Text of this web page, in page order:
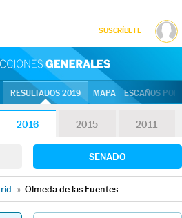
SUSCRÍBETE
RESULTADOS 2019 MAPA ESCAÑOS
2016 2015 2011
SENADO
» Olmeda de las Fuentes